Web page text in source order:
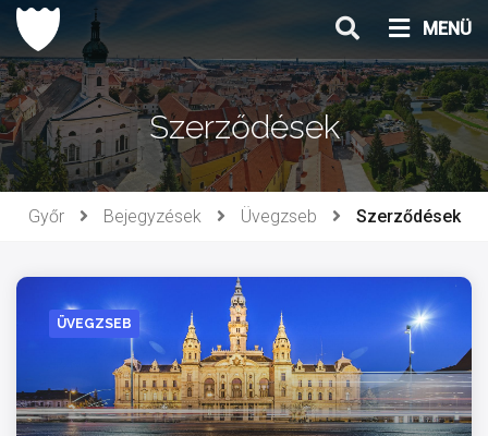
Ugrás
tartalomhoz
MENÜ
Szerződések
Győr Bejegyzések Üvegzseb Szerződések
ÜVEGZSEB